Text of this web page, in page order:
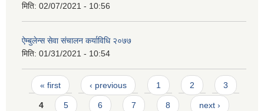
मिति: 02/07/2021 - 10:56
ऐम्बुलेन्स सेवा संचालन कर्याविधि २०७७
मिति: 01/31/2021 - 10:54
Pages
« first ‹ previous 1 2 3
4 5 6 7 8 next ›